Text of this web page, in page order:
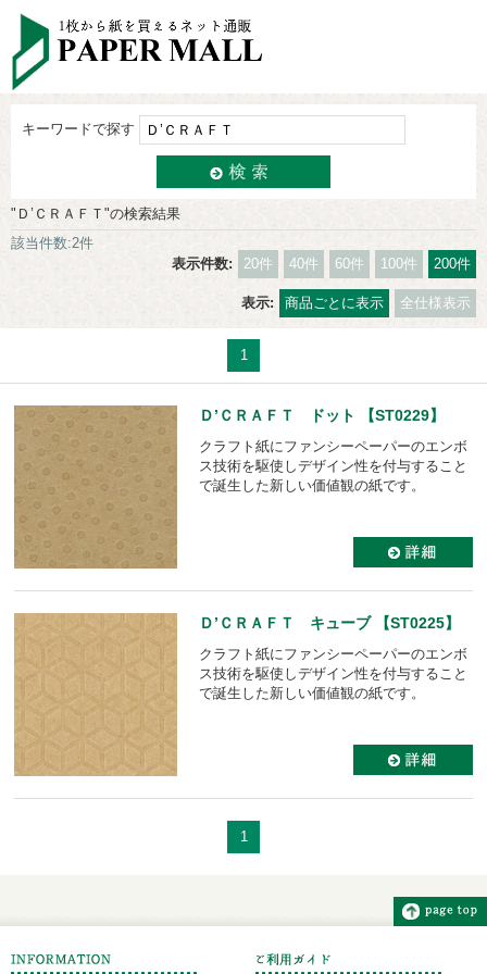
キーワードで探す
"Ｄ’ＣＲＡＦＴ"の検索結果
該当件数:2件
表示件数:
20件 40件 60件 100件 200件
表示: 商品ごとに表示 全仕様表示
1
Ｄ’ＣＲＡＦＴ ドット 【ST0229】
クラフト紙にファンシーペーパーのエンボ
ス技術を駆使しデザイン性を付与すること
で誕生した新しい価値観の紙です。
Ｄ’ＣＲＡＦＴ キューブ 【ST0225】
クラフト紙にファンシーペーパーのエンボ
ス技術を駆使しデザイン性を付与すること
で誕生した新しい価値観の紙です。
1